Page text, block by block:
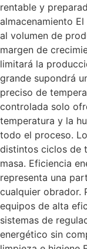
rentable y
almacenamiento
al volumen de
margen de
limitará la
grande supondrá
preciso de
controlada solo
temperatura y la
todo el proceso.
distintos ciclos de
masa. Eficiencia
representa una
cualquier obrador.
equipos de alta
sistemas de
energético sin